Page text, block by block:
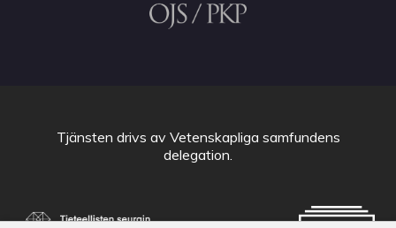
Tjänsten drivs av Vetenskapliga samfundens
delegation